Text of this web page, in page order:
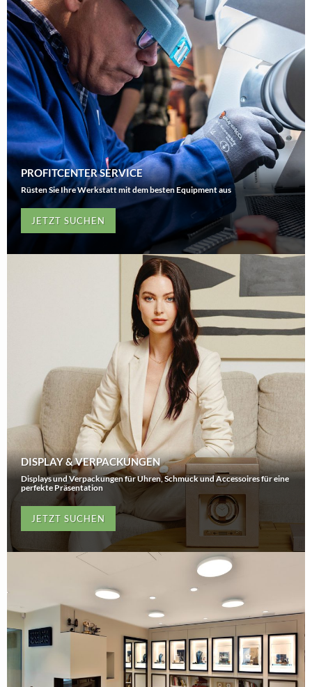
PROFITCENTER SERVICE
Rüsten Sie Ihre Werkstatt mit dem besten Equipment aus
JETZT SUCHEN
DISPLAY & VERPACKUNGEN
Displays und Verpackungen für Uhren, Schmuck und Accessoires für eine
perfekte Präsentation
JETZT SUCHEN